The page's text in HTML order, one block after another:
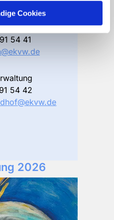
Cookies
54 41
54 42
2026